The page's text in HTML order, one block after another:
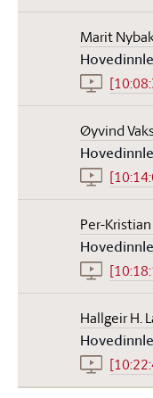
Marit
Øyvind
Per-
Hallgeir H.